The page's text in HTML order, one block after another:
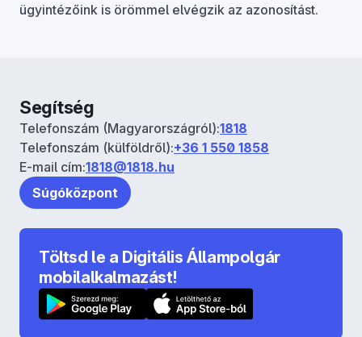
ügyintézőink is örömmel elvégzik az azonosítást.
Segítség
Telefonszám (Magyarországról):1818
Telefonszám (külföldről):+36 1 550 1858
E-mail cím:1818@1818.hu
Súgóközpont
Töltsd le a Digitális Állampolgár
mobilalkalmazást!